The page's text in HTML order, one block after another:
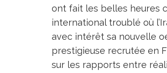
ont fait les belles heures
international troublé où
avec intérêt sa nouvelle
prestigieuse recrutée en
sur les rapports entre